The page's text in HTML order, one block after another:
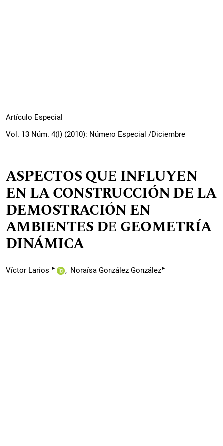
Artículo Especial
Vol. 13 Núm. 4(I) (2010): Número Especial /Diciembre
ASPECTOS QUE INFLUYEN
EN LA CONSTRUCCIÓN DE LA
DEMOSTRACIÓN EN
AMBIENTES DE GEOMETRÍA
DINÁMICA
Víctor Larios ▸ Noraísa González González▸